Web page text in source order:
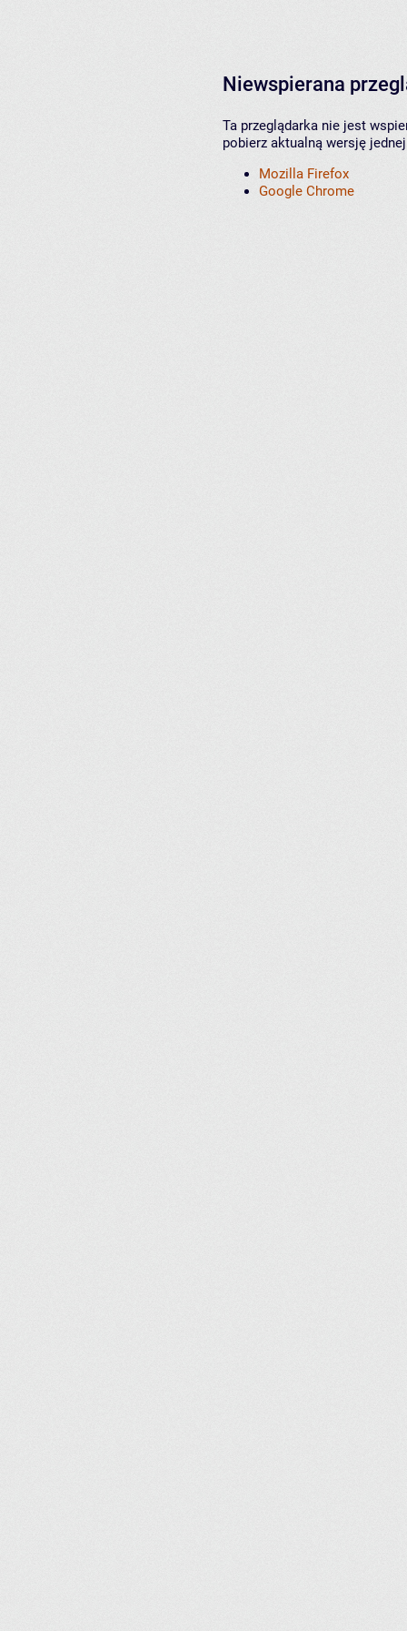
Niewspierana
Ta przeglądarka nie jest
pobierz aktualną wersję
Mozilla Firefox
Google Chrome